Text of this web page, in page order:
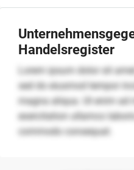
Handelsregister
Lorem ipsum dolor sit
sed do eiusmod tempor
magna aliqua. Ut enim
exercitation ullamco
commodo consequat.